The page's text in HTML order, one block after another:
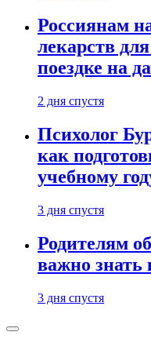
Россиянам
лекарств
поездке на
2 дня спустя
Психолог
как
учебному
3 дня спустя
Родителям
важно знать
3 дня спустя